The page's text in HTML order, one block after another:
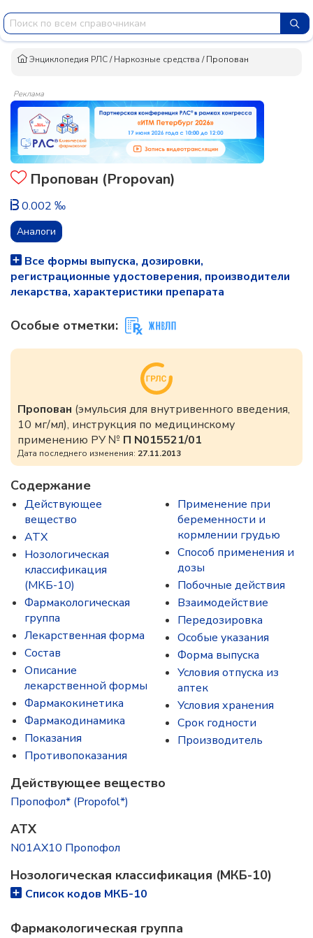
Энциклопедия РЛС/Наркозные средства /Пропован
Реклама
Пропован (Propovan)
0.002 ‰
Аналоги
Все формы выпуска, дозировки,
регистрационные удостоверения, производители
лекарства, характеристики препарата
Особые отметки:
Пропован (эмульсия для внутривенного введения,
10 мг/мл), инструкция по медицинскому
применению РУ № П N015521/01
Дата последнего изменения: 27.11.2013
Содержание
Действующее
вещество
ATX
Нозологическая
классификация
(МКБ-10)
Фармакологическая
группа
Лекарственная форма
Состав
Описание
лекарственной формы
Фармакокинетика
Фармакодинамика
Показания
Противопоказания
Применение при
беременности и
кормлении грудью
Способ применения и
дозы
Побочные действия
Взаимодействие
Передозировка
Особые указания
Форма выпуска
Условия отпуска из
аптек
Условия хранения
Срок годности
Производитель
Действующее вещество
Пропофол* (Propofol*)
ATX
N01AX10 Пропофол
Нозологическая классификация (МКБ-10)
Список кодов МКБ-10
Фармакологическая группа